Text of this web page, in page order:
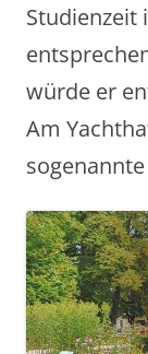
Studienzeit
würde er
Am
sogenannte